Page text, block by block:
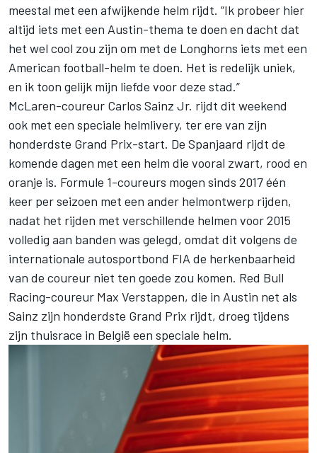
meestal met een afwijkende helm rijdt. “Ik probeer hier
altijd iets met een Austin-thema te doen en dacht dat
het wel cool zou zijn om met de Longhorns iets met een
American football-helm te doen. Het is redelijk uniek,
en ik toon gelijk mijn liefde voor deze stad.”
McLaren-coureur Carlos Sainz Jr. rijdt dit weekend
ook met een speciale helmlivery, ter ere van zijn
honderdste Grand Prix-start. De Spanjaard rijdt de
komende dagen met een helm die vooral zwart, rood en
oranje is. Formule 1-coureurs mogen sinds 2017 één
keer per seizoen met een ander helmontwerp rijden,
nadat het rijden met verschillende helmen voor 2015
volledig aan banden was gelegd, omdat dit volgens de
internationale autosportbond FIA de herkenbaarheid
van de coureur niet ten goede zou komen. Red Bull
Racing-coureur Max Verstappen, die in Austin net als
Sainz zijn honderdste Grand Prix rijdt, droeg tijdens
zijn thuisrace in België een speciale helm.